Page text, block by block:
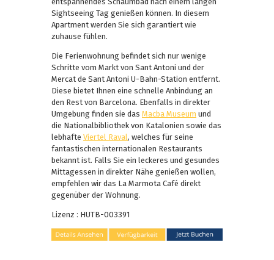
Sightseeing Tag genießen können. In diesem
Apartment werden Sie sich garantiert wie
zuhause fühlen.
Die Ferienwohnung befindet sich nur wenige
Schritte vom Markt von Sant Antoni und der
Mercat de Sant Antoni U-Bahn-Station entfernt.
Diese bietet Ihnen eine schnelle Anbindung an
den Rest von Barcelona. Ebenfalls in direkter
Umgebung finden sie das Macba Museum und
die Nationalbibliothek von Katalonien sowie das
lebhafte Viertel Raval , welches für seine
fantastischen internationalen Restaurants
bekannt ist. Falls Sie ein leckeres und gesundes
Mittagessen in direkter Nähe genießen wollen,
empfehlen wir das La Marmota Café direkt
gegenüber der Wohnung.
Lizenz : HUTB-003391